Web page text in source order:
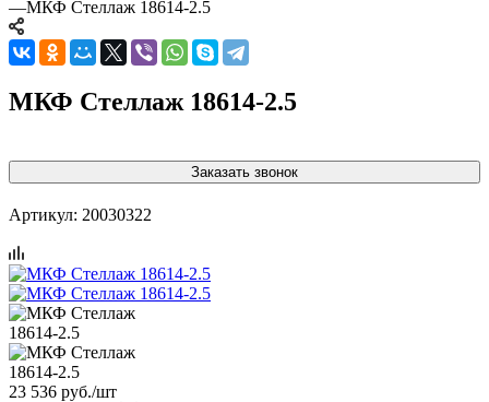
—МКФ Стеллаж 18614-2.5
МКФ Стеллаж 18614-2.5
Заказать звонок
Артикул: 20030322
23 536 руб./шт